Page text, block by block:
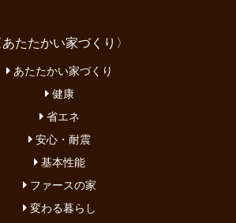
あたたかい家づくり〉
あたたかい家づくり
健康
省エネ
安心・耐震
基本性能
ファースの家
変わる暮らし